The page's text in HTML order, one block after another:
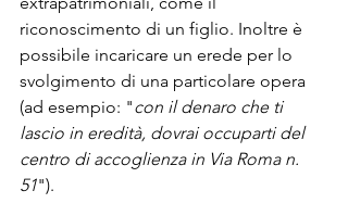
riconoscimento di un figlio. Inoltre è
possibile incaricare un erede per lo
svolgimento di una particolare opera
(ad esempio: "con il denaro che ti
lascio in eredità, dovrai occuparti del
centro di accoglienza in Via Roma n.
51").